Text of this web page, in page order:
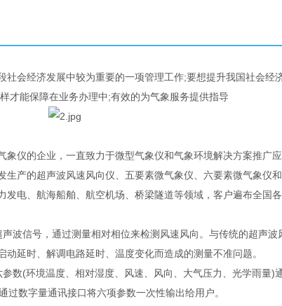
社会经济发展中较为重要的一项管理工作;要想提升我国社会经
才能保障在业务办理中;有效的为气象服务提供指导
仪的企业，一直致力于微型气象仪和气象环境解决方案推广
产的超声波风速风向仪、五要素微气象仪、六要素微气象仪
电、航海船舶、航空机场、桥梁隧道等领域，客户遍布全国
信号，通过测量相对相位来检测风速风向。与传统的超声波
延时、解调电路延时、温度变化而造成的测量不准问题。
(环境温度、相对湿度、风速、风向、大气压力、光学雨量)
数字量通讯接口将六项参数一次性输出给用户。